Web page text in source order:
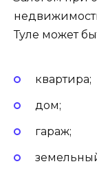
Туле может
квартира;
дом;
гараж;